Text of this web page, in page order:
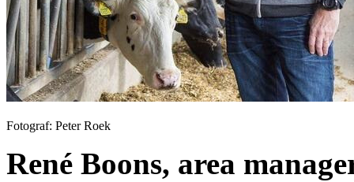
Fotograf: Peter Roek
René Boons, area